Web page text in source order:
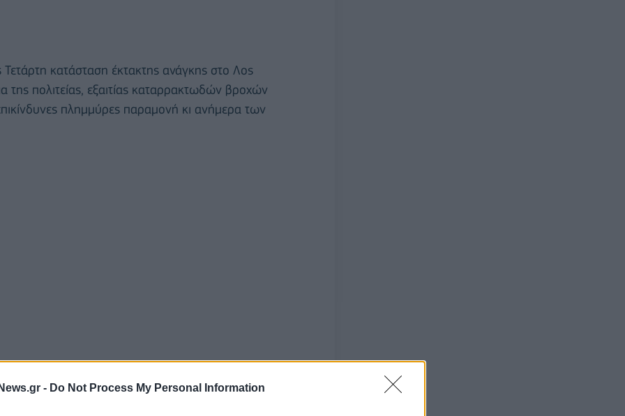
- Do Not Process My Personal Information
κατάσταση έκτακτης ανάγκης στο Λος
της πολιτείας, εξαιτίας καταρρακτωδών βροχών
πλημμύρες παραμονή κι ανήμερα των
αναφέρονται με τον όρο «ατμοσφαιρικό
τροπικούς που αναμένεται να διασχίσει την
ισχυρές βροχοπτώσεις, χιονοπτώσεις και